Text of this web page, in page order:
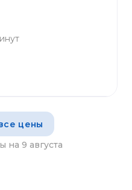
цены
на 9 августа